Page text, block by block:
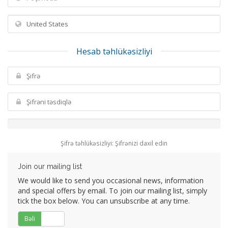
Hesab təhlükəsizliyi
Şifrə təhlükəsizliyi: Şifrənizi daxil edin
Join our mailing list
We would like to send you occasional news, information
and special offers by email. To join our mailing list, simply
tick the box below. You can unsubscribe at any time.
Bəli